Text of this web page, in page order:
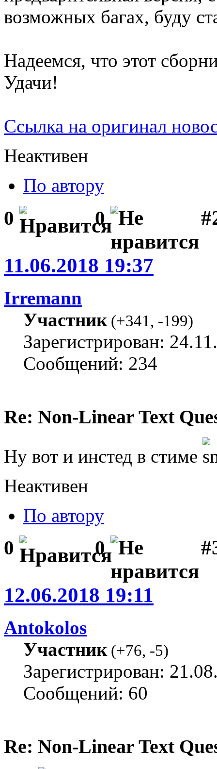
возможных багах, буду
Надеемся, что этот
Удачи!
Ссылка на оригинал
Неактивен
По автору
0 0
11.06.2018 19:37
Irremann
Участник(+341, -199)
Зарегистрирован:
Сообщений: 234
Re: Non-Linear Text
Ну вот и инстед в стиме
Неактивен
По автору
0 0
12.06.2018 19:11
Antokolos
Участник(+76, -5)
Зарегистрирован:
Сообщений: 60
Re: Non-Linear Text